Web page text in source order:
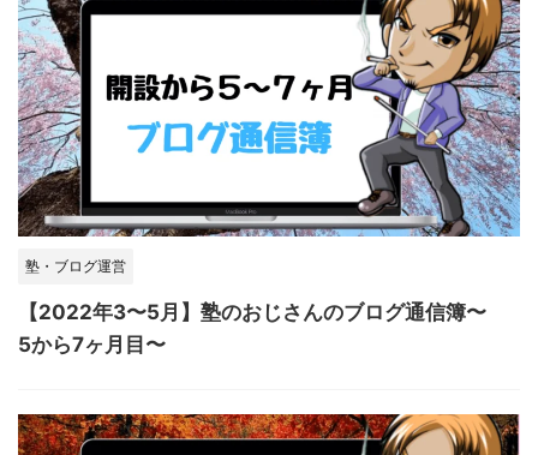
塾・ブログ運営
【2022年3〜5月】塾のおじさんのブログ通信簿〜
5から7ヶ月目〜